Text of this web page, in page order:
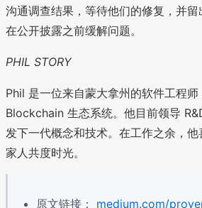
沟通调查结果，等待他们的修复，并
在公开披露之前缓解问题。
PHIL STORY
Phil 是一位来自蒙大拿州的软件工程
Blockchain 生态系统。他目前领导
发下一代概念和技术。在工作之余，
家人共度时光。
原文链接： medium.com/